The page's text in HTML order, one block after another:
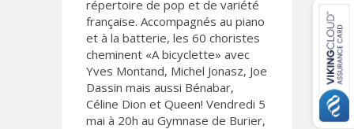
répertoire de pop et de variété
française. Accompagnés au piano
et à la batterie, les 60 choristes
cheminent «A bicyclette» avec
Yves Montand, Michel Jonasz, Joe
Dassin mais aussi Bénabar,
Céline Dion et Queen! Vendredi 5
mai à 20h au Gymnase de Burier,